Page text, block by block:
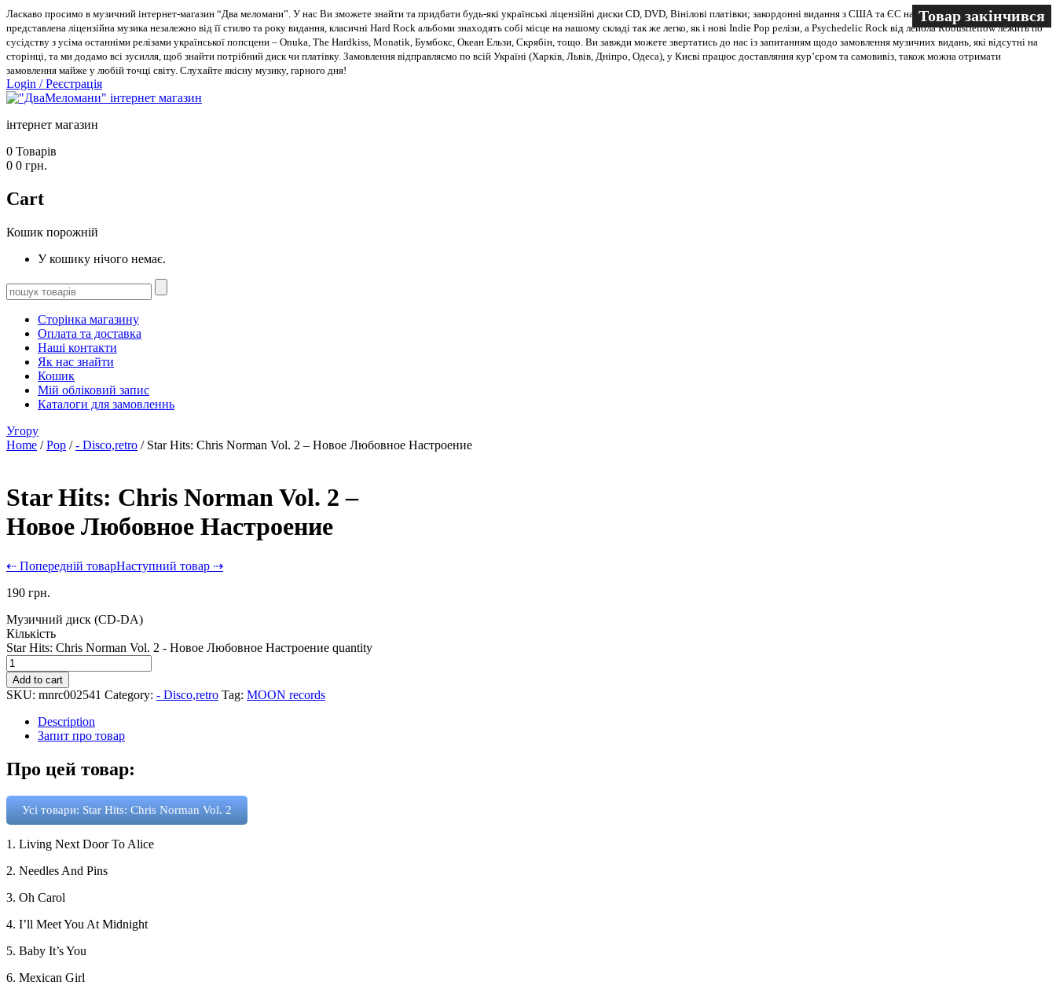
Ласкаво просимо в музичний інтернет-магазин “Два меломани”. У нас Ви зможете знайти та придбати будь-які українські ліцензійні диски CD, DVD, Вінілові платівки; закордонні видання з США та ЄС на всіх носіях. В магазині
представлена ліцензійна музика незалежно від її стилю та року видання, класичні Hard Rock альбоми знаходять собі місце на нашому складі так же легко, як і нові Indie Pop релізи, а Psychedelic Rock від лейбла Robustfellow лежить по
сусідству з усіма останніми релізами української попсцени – Onuka, The Hardkiss, Monatik, Бумбокс, Океан Ельзи, Скрябін, тощо. Ви завжди можете звертатись до нас із запитанням щодо замовлення музичних видань, які відсутні на
сторінці, та ми додамо всі зусилля, щоб знайти потрібний диск чи платівку. Замовлення відправляємо по всій Україні (Харків, Львів, Дніпро, Одеса), у Києві працює доставляння кур’єром та самовивіз, також можна отримати
замовлення майже у любій точці світу. Слухайте якісну музику, гарного дня!
Login /Реєстрація
інтернет магазин
0 Товарів
0 0 грн.
Cart
Кошик порожній
У кошику нічого немає.
Сторінка магазину
Оплата та доставка
Наші контакти
Як нас знайти
Кошик
Мій обліковий запис
Каталоги для замовленнь
Угору
Home /Pop /- Disco,retro / Star Hits: Chris Norman Vol. 2 – Новое Любовное Настроение
Star Hits: Chris Norman Vol. 2 –
Новое Любовное Настроение
⇠ Попередній товарНаступний товар ⇢
190 грн.
Музичний диск (CD-DA)
Кількість
Star Hits: Chris Norman Vol. 2 - Новое Любовное Настроение quantity
Add to cart
SKU: mnrc002541 Category: - Disco,retro Tag: MOON records
Description
Запит про товар
Про цей товар:
Усі товари: Star Hits: Chris Norman Vol. 2
1. Living Next Door To Alice
2. Needles And Pins
3. Oh Carol
4. I’ll Meet You At Midnight
5. Baby It’s You
6. Mexican Girl
Товар закінчився
Товар закінчився